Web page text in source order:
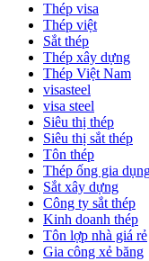
Thép visa
Thép việt
Sắt thép
Thép xây dựng
Thép Việt Nam
visasteel
visa steel
Siêu thị thép
Siêu thị sắt thép
Tôn thép
Thép ống gia
Sắt xây dựng
Công ty sắt thép
Kinh doanh thép
Tôn lợp nhà giá rẻ
Gia công xẻ băng